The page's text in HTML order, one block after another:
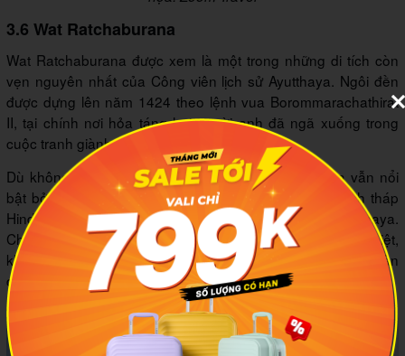
3.6 Wat Ratchaburana
Wat Ratchaburana được xem là một trong những di tích còn
vẹn nguyên nhất của Công viên lịch sử Ayutthaya. Ngôi đền
được dựng lên năm 1424 theo lệnh vua Borommarachathirat
II, tại chính nơi hỏa táng hai người anh đã ngã xuống trong
cuộc tranh giành ngai vàng.
Dù không sở hữu quy mô đồ sộ, Wat Ratchaburana vẫn nổi
bật bởi lối kiến trúc độc đáo, hòa trộn giữa phong cách tháp
Hindu và cấu trúc chùa thờ Phật đặc trưng của Ayutthaya.
Chính sự giao thoa đó tạo nên vẻ đẹp trầm mặc, khác biệt,
khiến ngôi chùa trở thành một trong những điểm dừng chân
đáng nhớ nhất cố đô.